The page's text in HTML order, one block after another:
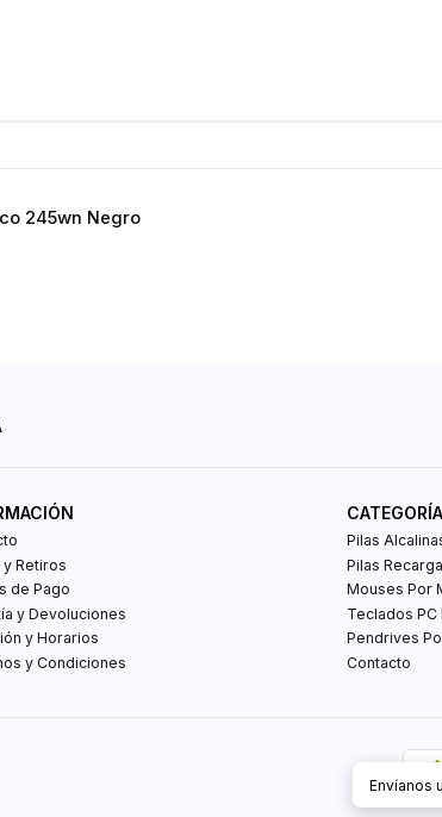
245wn Negro
y Retiros
de Pago
y Devoluciones
y Horarios
y Condiciones
Pilas
Pilas
Mouses Por
Teclados
Pendrives
Contacto
Envíanos